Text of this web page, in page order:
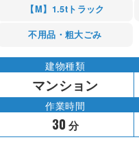
【M】1.5tトラック
不用品・粗大ごみ
建物種類
マンション
作業時間
30 分